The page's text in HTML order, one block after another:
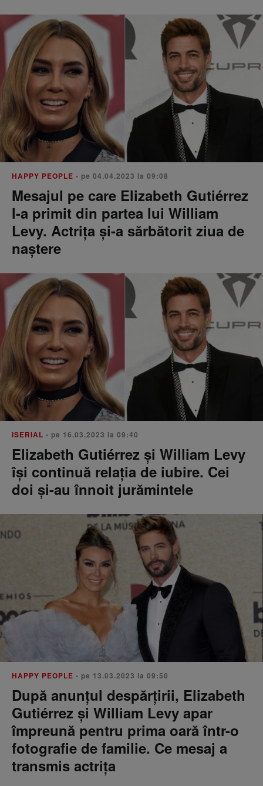
HAPPY PEOPLE • pe 04.04.2023 la 09:08
Mesajul pe care Elizabeth Gutiérrez
l-a primit din partea lui William
Levy. Actrița și-a sărbătorit ziua de
naștere
ISERIAL • pe 16.03.2023 la 09:40
Elizabeth Gutiérrez și William Levy
își continuă relația de iubire. Cei
doi și-au înnoit jurămintele
HAPPY PEOPLE • pe 13.03.2023 la 09:50
După anunțul despărțirii, Elizabeth
Gutiérrez și William Levy apar
împreună pentru prima oară într-o
fotografie de familie. Ce mesaj a
transmis actrița